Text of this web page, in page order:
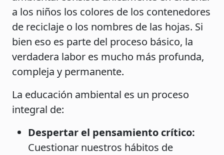
a los niños los colores de los contenedores
de reciclaje o los nombres de las hojas. Si
bien eso es parte del proceso básico, la
verdadera labor es mucho más profunda,
compleja y permanente.
La educación ambiental es un proceso
integral de:
Despertar el pensamiento crítico:
Cuestionar nuestros hábitos de